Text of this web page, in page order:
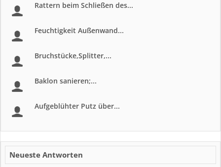
Rattern beim Schließen des...
Feuchtigkeit Außenwand...
Bruchstücke,Splitter,...
Baklon sanieren;...
Aufgeblühter Putz über...
Neueste Antworten